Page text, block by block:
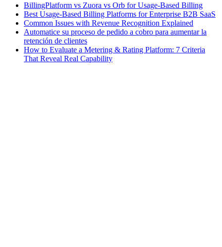
BillingPlatform vs Zuora vs Orb for Usage-Based Billing
Best Usage-Based Billing Platforms for Enterprise B2B SaaS
Common Issues with Revenue Recognition Explained
Automatice su proceso de pedido a cobro para aumentar la
retención de clientes
How to Evaluate a Metering & Rating Platform: 7 Criteria
That Reveal Real Capability